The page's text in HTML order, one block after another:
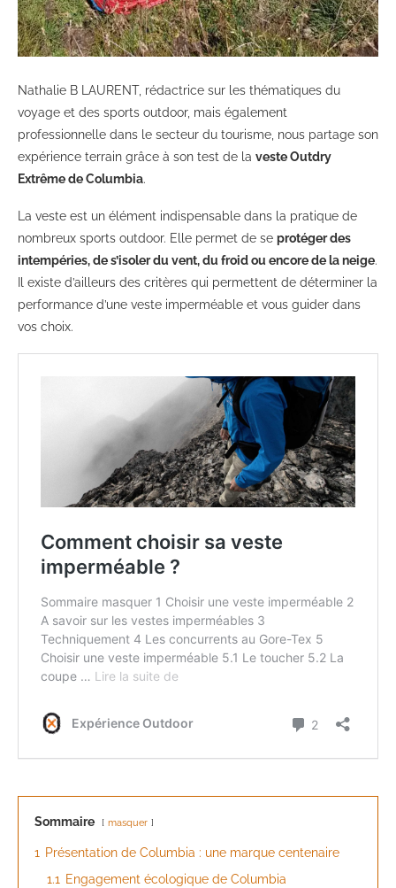
Nathalie B LAURENT, rédactrice sur les thématiques du
voyage et des sports outdoor, mais également
professionnelle dans le secteur du tourisme, nous partage son
expérience terrain grâce à son test de la veste Outdry
Extrême de Columbia.
La veste est un élément indispensable dans la pratique de
nombreux sports outdoor. Elle permet de se protéger des
intempéries, de s’isoler du vent, du froid ou encore de la neige.
Il existe d’ailleurs des critères qui permettent de déterminer la
performance d’une veste imperméable et vous guider dans
vos choix.
Sommaire masquer
1 Présentation de Columbia : une marque centenaire
1.1 Engagement écologique de Columbia